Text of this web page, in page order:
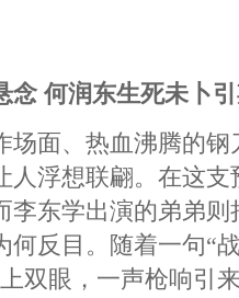
何润东生死未卜
面、热血沸腾的钢
人浮想联翩。在这
李东学出演的弟弟
何反目。随着一句“
双眼，一声枪响引